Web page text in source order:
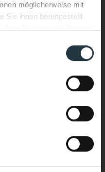
möglicherweise mit
Sie ihnen bereitgestellt
Skitouring,
Skifahren, geführte
– jetzt auch
auf die
ankommen.